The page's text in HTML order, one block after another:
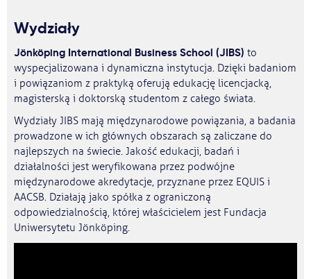
Wydziały
Jönköping International Business School (JIBS) to
wyspecjalizowana i dynamiczna instytucja. Dzięki badaniom
i powiązaniom z praktyką oferują edukację licencjacką,
magisterską i doktorską studentom z całego świata.
Wydziały JIBS mają międzynarodowe powiązania, a badania
prowadzone w ich głównych obszarach są zaliczane do
najlepszych na świecie. Jakość edukacji, badań i
działalności jest weryfikowana przez podwójne
międzynarodowe akredytacje, przyznane przez EQUIS i
AACSB. Działają jako spółka z ograniczoną
odpowiedzialnością, której właścicielem jest Fundacja
Uniwersytetu Jönköping.